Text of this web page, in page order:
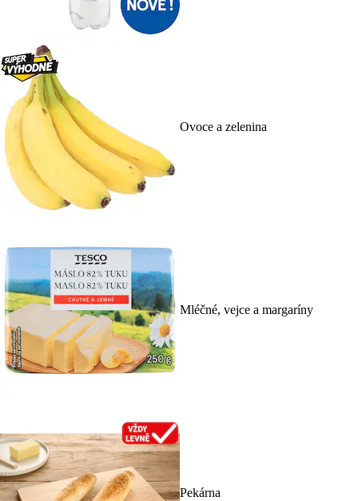
Ovoce a zelenina
Mléčné, vejce a margaríny
Pekárna